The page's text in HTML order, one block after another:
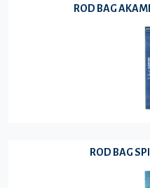
ROD BAG
ROD BAG